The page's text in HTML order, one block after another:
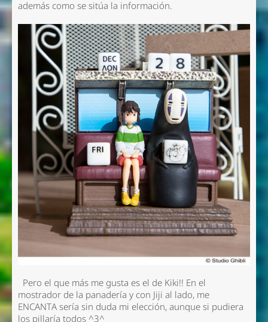
además como se sitúa la información.
Pero el que más me gusta es el de Kiki!! En el
mostrador de la panadería y con Jiji al lado, me
ENCANTA sería sin duda mi elección, aunque si pudiera
los pillaría todos ^3^